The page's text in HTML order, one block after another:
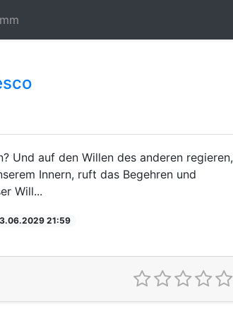
Und auf den Willen des anderen regieren,
Innern, ruft das Begehren und
Will...
21:59